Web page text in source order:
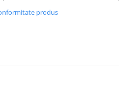
produs